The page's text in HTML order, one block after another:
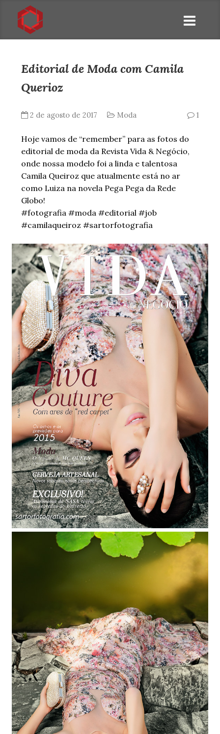
Editorial de Moda com Camila
Querioz
2 de agosto de 2017 Moda 1
Hoje vamos de “remember” para as fotos do
editorial de moda da Revista Vida & Negócio,
onde nossa modelo foi a linda e talentosa
Camila Queiroz que atualmente está no ar
como Luiza na novela Pega Pega da Rede
Globo!
#fotografia #moda #editorial #job
#camilaqueiroz #sartorfotografia